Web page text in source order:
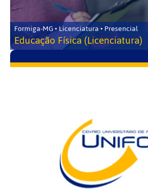
Formiga-MG • Licenciatura • Presencial
Educação Física (Licenciatura)